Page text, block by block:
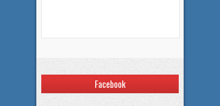
Facebook